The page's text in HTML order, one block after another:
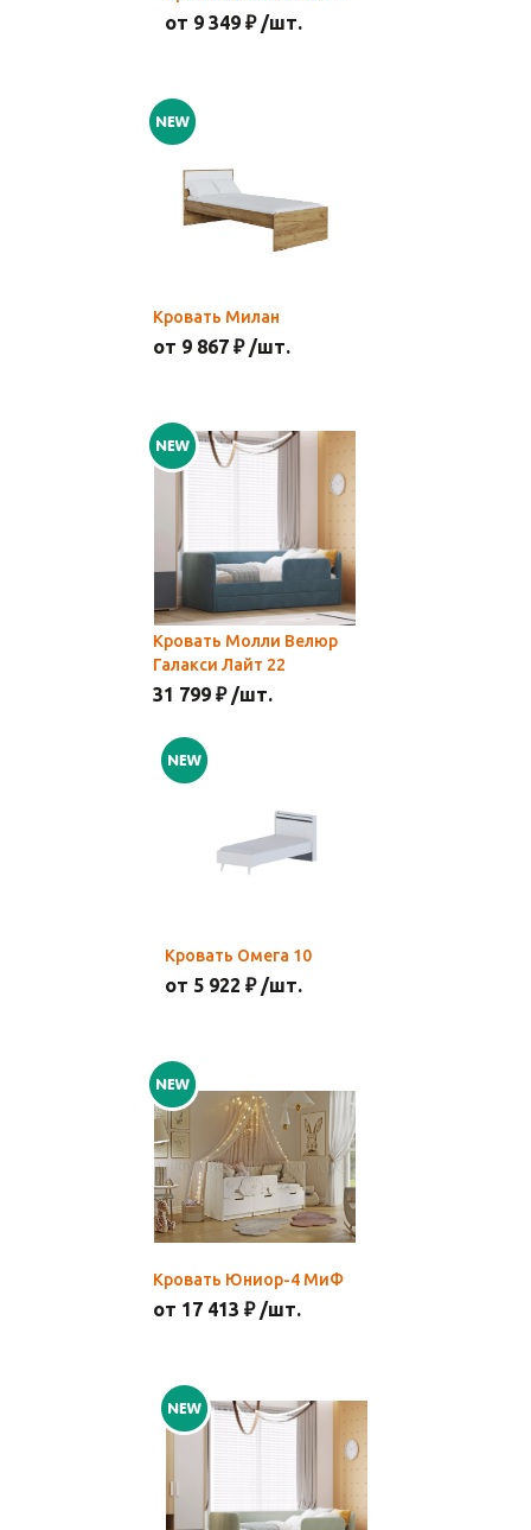
от 9 349 ₽ /шт.
Кровать Милан
от 9 867 ₽ /шт.
Кровать Молли Велюр
Галакси Лайт 22
31 799 ₽ /шт.
Кровать Омега 10
от 5 922 ₽ /шт.
Кровать Юниор-4 МиФ
от 17 413 ₽ /шт.